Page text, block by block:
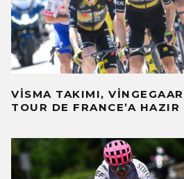
VISMA TAKIMI,
TOUR DE FRANCE’A HAZIR